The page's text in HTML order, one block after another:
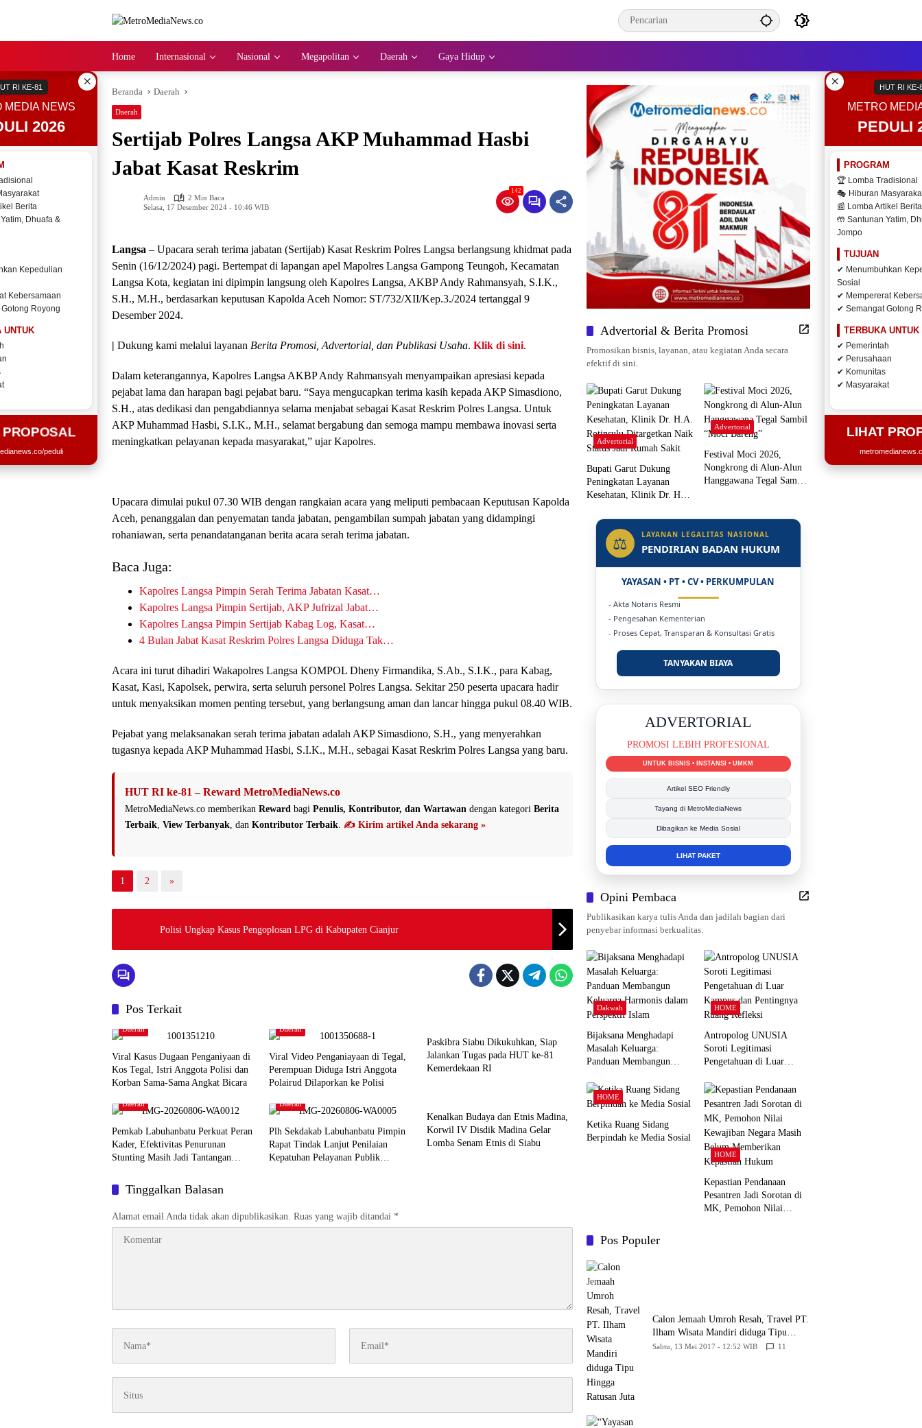
Home Internasional Nasional Megapolitan Daerah Gaya Hidup
×
RI KE-81
MEDIA NEWS
2026
Berita
Dhuafa &
Kepedulian
Kebersamaan
Royong
UNTUK
PROPOSAL
peduli
× HUT RI KE-
METRO
PEDULI
PROGRAM
🏆 Lomba Tradisional
🎭 Hiburan
📰 Lomba Artikel Berita
🤲 Santunan Yatim,
Jompo
TUJUAN
✔ Menumbuhkan
Sosial
✔ Mempererat
✔ Semangat Gotong
TERBUKA UNTUK
✔ Pemerintah
✔ Perusahaan
✔ Komunitas
✔ Masyarakat
LIHAT
Beranda Daerah
Daerah
Sertijab Polres Langsa AKP Muhammad Hasbi
Jabat Kasat Reskrim
Admin
2 Min Baca
Selasa, 17 Desember 2024 - 10:46 WIB
142
Langsa – Upacara serah terima jabatan (Sertijab) Kasat Reskrim Polres Langsa berlangsung khidmat pada
Senin (16/12/2024) pagi. Bertempat di lapangan apel Mapolres Langsa Gampong Teungoh, Kecamatan
Langsa Kota, kegiatan ini dipimpin langsung oleh Kapolres Langsa, AKBP Andy Rahmansyah, S.I.K.,
S.H., M.H., berdasarkan keputusan Kapolda Aceh Nomor: ST/732/XII/Kep.3./2024 tertanggal 9
Desember 2024.
| Dukung kami melalui layanan Berita Promosi, Advertorial, dan Publikasi Usaha. Klik di sini.
Dalam keterangannya, Kapolres Langsa AKBP Andy Rahmansyah menyampaikan apresiasi kepada
pejabat lama dan harapan bagi pejabat baru. “Saya mengucapkan terima kasih kepada AKP Simasdiono,
S.H., atas dedikasi dan pengabdiannya selama menjabat sebagai Kasat Reskrim Polres Langsa. Untuk
AKP Muhammad Hasbi, S.I.K., M.H., selamat bergabung dan semoga mampu membawa inovasi serta
meningkatkan pelayanan kepada masyarakat,” ujar Kapolres.
Upacara dimulai pukul 07.30 WIB dengan rangkaian acara yang meliputi pembacaan Keputusan Kapolda
Aceh, penanggalan dan penyematan tanda jabatan, pengambilan sumpah jabatan yang didampingi
rohaniawan, serta penandatanganan berita acara serah terima jabatan.
Baca Juga:
Kapolres Langsa Pimpin Serah Terima Jabatan Kasat…
Kapolres Langsa Pimpin Sertijab, AKP Jufrizal Jabat…
Kapolres Langsa Pimpin Sertijab Kabag Log, Kasat…
4 Bulan Jabat Kasat Reskrim Polres Langsa Diduga Tak…
Acara ini turut dihadiri Wakapolres Langsa KOMPOL Dheny Firmandika, S.Ab., S.I.K., para Kabag,
Kasat, Kasi, Kapolsek, perwira, serta seluruh personel Polres Langsa. Sekitar 250 peserta upacara hadir
untuk menyaksikan momen penting tersebut, yang berlangsung aman dan lancar hingga pukul 08.40 WIB.
Pejabat yang melaksanakan serah terima jabatan adalah AKP Simasdiono, S.H., yang menyerahkan
tugasnya kepada AKP Muhammad Hasbi, S.I.K., M.H., sebagai Kasat Reskrim Polres Langsa yang baru.
HUT RI ke-81 – Reward MetroMediaNews.co
MetroMediaNews.co memberikan Reward bagi Penulis, Kontributor, dan Wartawan dengan kategori Berita
Terbaik, View Terbanyak, dan Kontributor Terbaik. ✍️ Kirim artikel Anda sekarang »
1 2 »
Polisi Ungkap Kasus Pengoplosan LPG di Kabupaten Cianjur
Pos Terkait
Daerah
Viral Kasus Dugaan Penganiyaan di
Kos Tegal, Istri Anggota Polisi dan
Korban Sama-Sama Angkat Bicara
Daerah
Viral Video Penganiayaan di Tegal,
Perempuan Diduga Istri Anggota
Polairud Dilaporkan ke Polisi
Paskibra Siabu Dikukuhkan, Siap
Jalankan Tugas pada HUT ke-81
Kemerdekaan RI
Daerah
Pemkab Labuhanbatu Perkuat Peran
Kader, Efektivitas Penurunan
Stunting Masih Jadi Tantangan
Daerah
Plh Sekdakab Labuhanbatu Pimpin
Rapat Tindak Lanjut Penilaian
Kepatuhan Pelayanan Publik
Kenalkan Budaya dan Etnis Madina,
Korwil IV Disdik Madina Gelar
Lomba Senam Etnis di Siabu
Tinggalkan Balasan
Alamat email Anda tidak akan dipublikasikan. Ruas yang wajib ditandai *
Advertorial & Berita Promosi
Promosikan bisnis, layanan, atau kegiatan Anda secara
efektif di sini.
Advertorial
Bupati Garut Dukung
Peningkatan Layanan
Kesehatan, Klinik Dr. H.A.
Status Jadi Rumah Sakit
Advertorial
Festival Moci 2026,
Nongkrong di Alun-Alun
Hanggawana Tegal Sambil
⚖ LAYANAN LEGALITAS NASIONAL
PENDIRIAN BADAN HUKUM
YAYASAN • PT • CV • PERKUMPULAN
- Akta Notaris Resmi
- Pengesahan Kementerian
- Proses Cepat, Transparan & Konsultasi Gratis
TANYAKAN BIAYA
ADVERTORIAL
PROMOSI LEBIH PROFESIONAL
UNTUK BISNIS • INSTANSI • UMKM
Artikel SEO Friendly
Tayang di MetroMediaNews
Dibagikan ke Media Sosial
LIHAT PAKET
Opini Pembaca
Publikasikan karya tulis Anda dan jadilah bagian dari
penyebar informasi berkualitas.
Dakwah
Bijaksana Menghadapi
Masalah Keluarga:
Panduan Membangun
Perspektif Islam
HOME
Antropolog UNUSIA
Soroti Legitimasi
Pengetahuan di Luar
Ruang Refleksi
HOME
Ketika Ruang Sidang
Berpindah ke Media Sosial
HOME
Kepastian Pendanaan
Pesantren Jadi Sorotan di
MK, Pemohon Nilai
Pos Populer
Calon Jemaah Umroh Resah, Travel PT.
Ilham Wisata Mandiri diduga Tipu
Hingga Ratusan Juta
Sabtu, 13 Mei 2017 - 12:52 WIB 11